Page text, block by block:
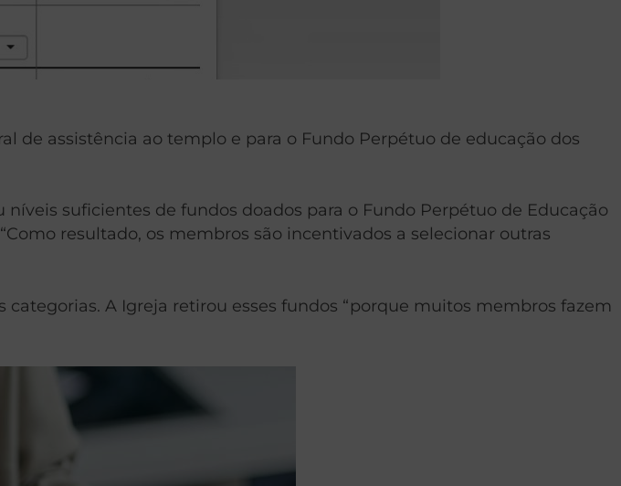
de assistência ao templo e para o Fundo Perpétuo de educação dos
suficientes de fundos doados para o Fundo Perpétuo de Educação
resultado, os membros são incentivados a selecionar outras
A Igreja retirou esses fundos “porque muitos membros fazem